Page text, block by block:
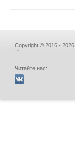
Copyright © 2016 - 2026
“”
Читайте нас: